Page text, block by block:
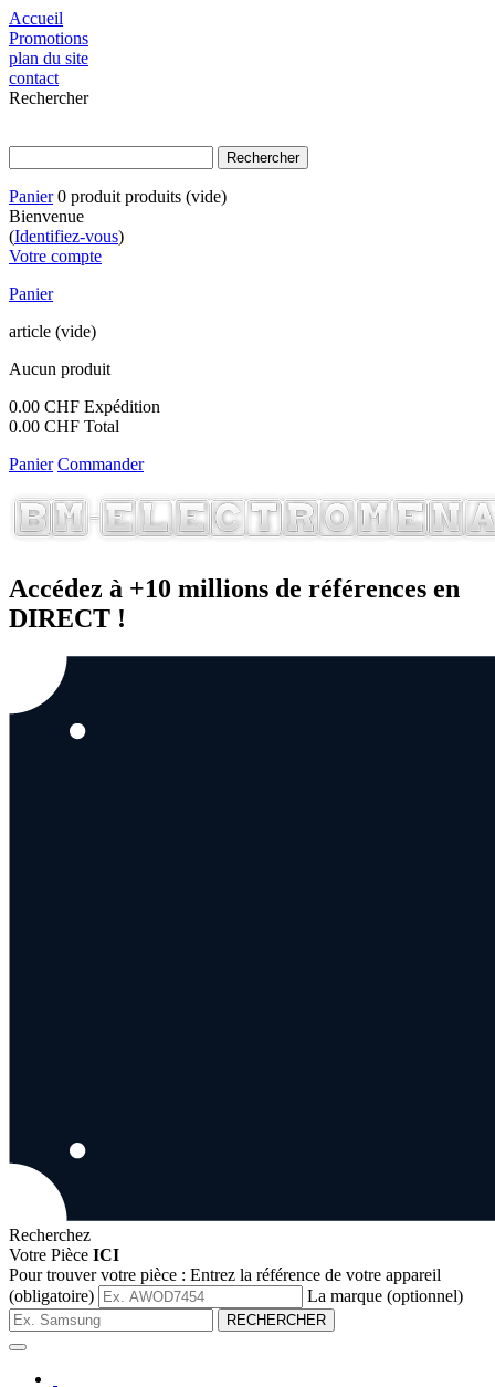
Accueil
Promotions
plan du site
contact
Rechercher
Panier 0 produit produits (vide)
Bienvenue
(Identifiez-vous)
Votre compte
Panier
article (vide)
Aucun produit
0.00 CHF Expédition
0.00 CHF Total
Panier Commander
Accédez à +10 millions de références en
DIRECT !
Recherchez
Votre Pièce ICI
Pour trouver votre pièce : Entrez la référence de votre appareil
(obligatoire)
La marque (optionnel)
RECHERCHER